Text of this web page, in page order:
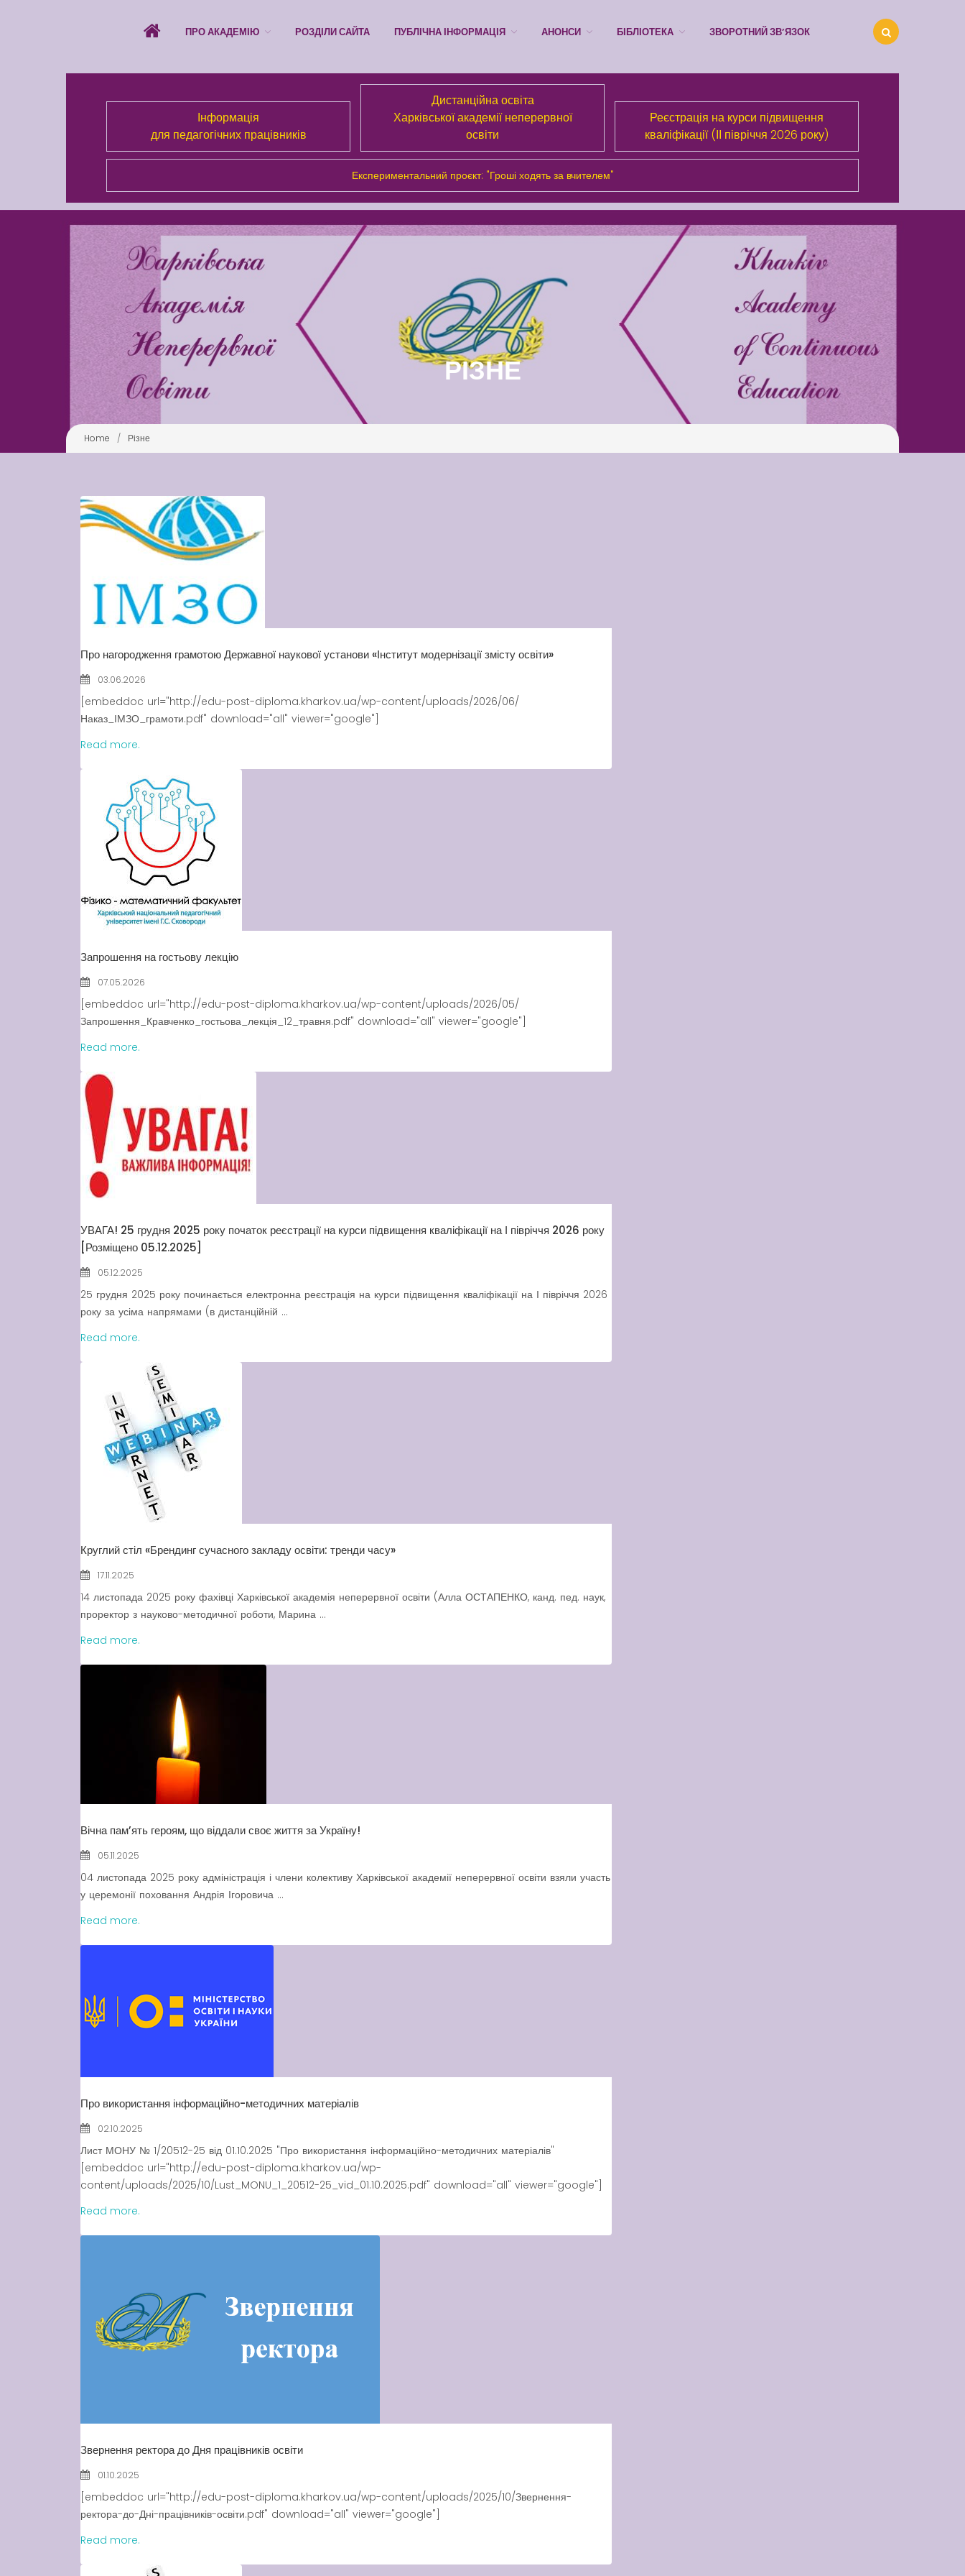
Про Академію
Розділи сайта
Анонси
Бібліотека
Зворотний зв’язок
Latter match class
Swimming Lessons at New
Pool
Play is Our Brain’s Favorite
Way
ПРО АКАДЕМІЮ РОЗДІЛИ САЙТА ПУБЛІЧНА ІНФОРМАЦІЯ АНОНСИ БІБЛІОТЕКА ЗВОРОТНИЙ ЗВ’ЯЗОК
Інформація
для педагогічних працівників
Дистанційна освіта
Харківської академії неперервної
освіти
Реєстрація на курси підвищення
кваліфікації (ІІ півріччя 2026 року)
Експериментальний проєкт: "Гроші ходять за вчителем"
РІЗНЕ
Home / Різне
Про нагородження грамотою Державної наукової установи «Інститут модернізації змісту освіти»
03.06.2026
[embeddoc url="http://edu-post-diploma.kharkov.ua/wp-content/uploads/2026/06/
Наказ_ІМЗО_грамоти.pdf" download="all" viewer="google"]
Read more.
Запрошення на гостьову лекцію
07.05.2026
[embeddoc url="http://edu-post-diploma.kharkov.ua/wp-content/uploads/2026/05/
Запрошення_Кравченко_гостьова_лекція_12_травня.pdf" download="all" viewer="google"]
Read more.
УВАГА! 25 грудня 2025 року початок реєстрації на курси підвищення кваліфікації на І півріччя 2026 року
[Розміщено 05.12.2025]
05.12.2025
25 грудня 2025 року починається електронна реєстрація на курси підвищення кваліфікації на І півріччя 2026
року за усіма напрямами (в дистанційній ...
Read more.
Круглий стіл «Брендинг сучасного закладу освіти: тренди часу»
17.11.2025
14 листопада 2025 року фахівці Харківської академія неперервної освіти (Алла ОСТАПЕНКО, канд. пед. наук,
проректор з науково-методичної роботи, Марина ...
Read more.
Вічна пам’ять героям, що віддали своє життя за Україну!
05.11.2025
04 листопада 2025 року адміністрація і члени колективу Харківської академії неперервної освіти взяли участь
у церемонії поховання Андрія Ігоровича ...
Read more.
Про використання інформаційно-методичних матеріалів
02.10.2025
Лист МОНУ № 1/20512-25 від 01.10.2025 "Про використання інформаційно-методичних матеріалів"
[embeddoc url="http://edu-post-diploma.kharkov.ua/wp-
content/uploads/2025/10/Lust_MONU_1_20512-25_vid_01.10.2025.pdf" download="all" viewer="google"]
Read more.
Звернення ректора до Дня працівників освіти
01.10.2025
[embeddoc url="http://edu-post-diploma.kharkov.ua/wp-content/uploads/2025/10/Звернення-
ректора-до-Дні-працівників-освіти.pdf" download="all" viewer="google"]
Read more.